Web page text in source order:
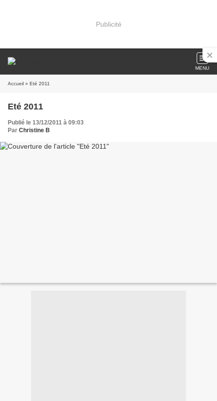
Publicité
MENU
Accueil » Eté 2011
Eté 2011
Publié le 13/12/2011 à 09:03
Par Christine B